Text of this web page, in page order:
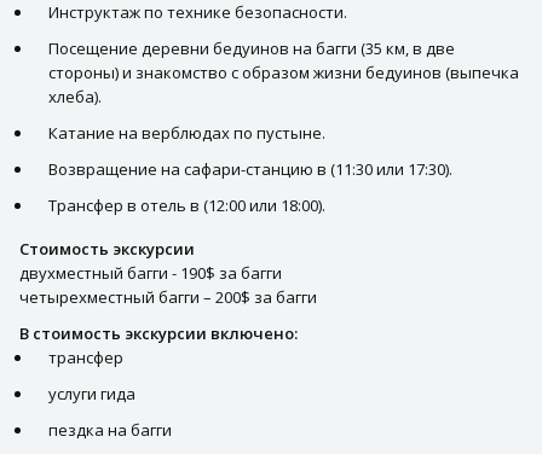
Инструктаж по технике безопасности.
Посещение деревни бедуинов на багги (35 км, в две
стороны) и знакомство с образом жизни бедуинов (выпечка
хлеба).
Катание на верблюдах по пустыне.
Возвращение на сафари-станцию в (11:30 или 17:30).
Трансфер в отель в (12:00 или 18:00).
Стоимость экскурсии
двухместный багги - 190$ за багги
четырехместный багги – 200$ за багги
В стоимость экскурсии включено:
трансфер
услуги гида
пездка на багги